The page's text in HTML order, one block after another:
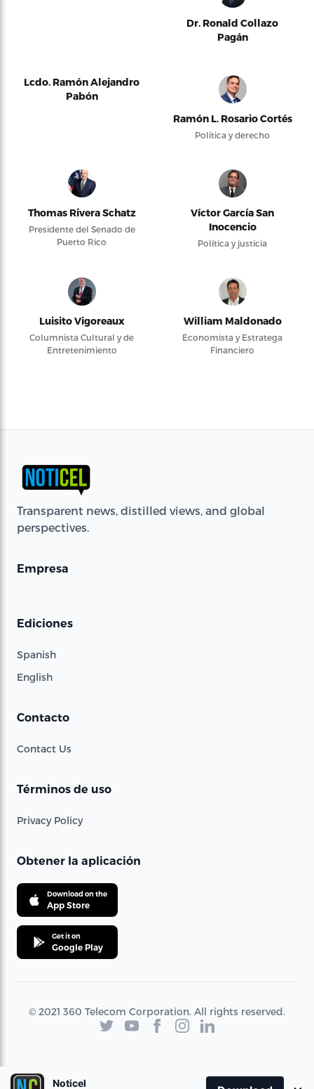
Dr. Ronald Collazo
Pagán
Lcdo. Ramón Alejandro
Pabón
Ramón L. Rosario Cortés
Política y derecho
Thomas Rivera Schatz
Presidente del Senado de
Puerto Rico
Víctor García San
Inocencio
Política y justicia
Luisito Vigoreaux
Columnista Cultural y de
Entretenimiento
William Maldonado
Economista y Estratega
Financiero
Transparent news, distilled views, and global
perspectives.
Empresa
Ediciones
Spanish
English
Contacto
Contact Us
Términos de uso
Privacy Policy
Obtener la aplicación
Download on the
App Store
Get it on
Google Play
© 2021 360 Telecom Corporation. All rights reserved.
Noticel